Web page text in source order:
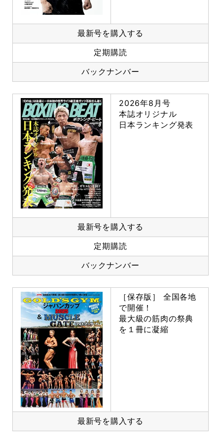
最新号を購入する
定期購読
バックナンバー
2026年8月号
本誌オリジナル
日本ランキング発表
最新号を購入する
定期購読
バックナンバー
［保存版］ 全国各地
で開催！
最大級の筋肉の祭典
を１冊に凝縮
最新号を購入する